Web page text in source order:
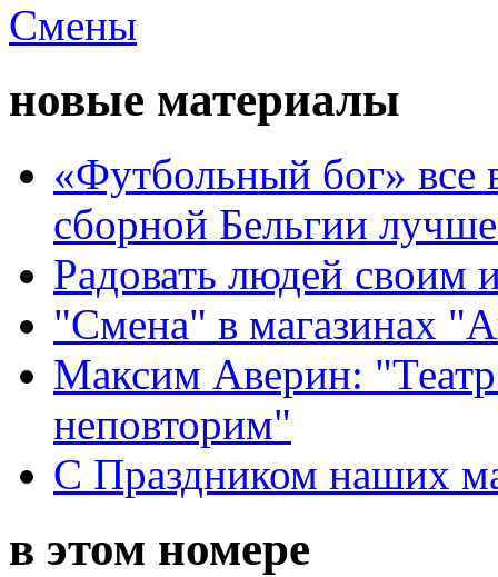
новые материалы
«Футбольный бог» все
сборной Бельгии
Радовать людей своим
"Смена" в магазинах
Максим Аверин:
неповторим"
С Праздником наших
в этом номере